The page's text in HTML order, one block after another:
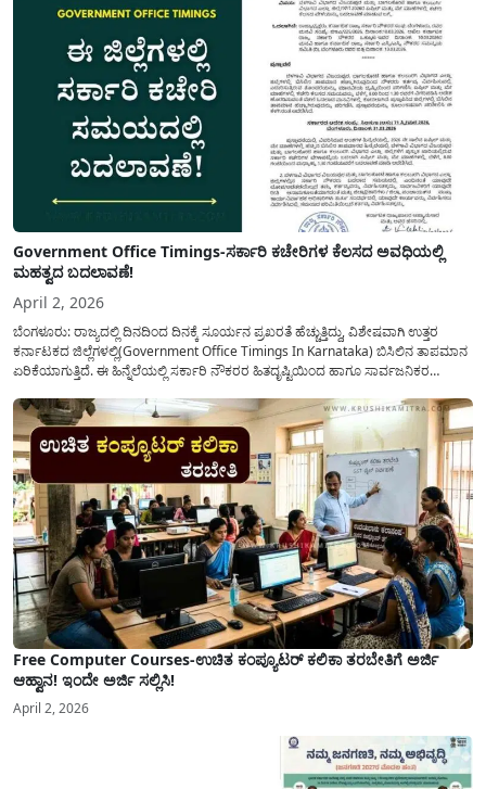
Government Office Timings-ಸರ್ಕಾರಿ ಕಚೇರಿಗಳ ಕೆಲಸದ ಅವಧಿಯಲ್ಲಿ
ಮಹತ್ವದ ಬದಲಾವಣೆ!
April 2, 2026
ಬೆಂಗಳೂರು: ರಾಜ್ಯದಲ್ಲಿ ದಿನದಿಂದ ದಿನಕ್ಕೆ ಸೂರ್ಯನ ಪ್ರಖರತೆ ಹೆಚ್ಚುತ್ತಿದ್ದು, ವಿಶೇಷವಾಗಿ ಉತ್ತರ
ಕರ್ನಾಟಕದ ಜಿಲ್ಲೆಗಳಲ್ಲಿ(Government Office Timings In Karnataka) ಬಿಸಿಲಿನ ತಾಪಮಾನ
ಏರಿಕೆಯಾಗುತ್ತಿದೆ. ಈ ಹಿನ್ನೆಲೆಯಲ್ಲಿ ಸರ್ಕಾರಿ ನೌಕರರ ಹಿತದೃಷ್ಟಿಯಿಂದ ಹಾಗೂ ಸಾರ್ವಜನಿಕರ
ಮತ್ತು ಕಲ್ಯಾಣ ಕರ್ನಾಟಕದ ಒಟ್ಟು 9 ಜಿಲ್ಲೆಗಳಲ್ಲಿ ಏಪ್ರಿಲ್...
Free Computer Courses-ಉಚಿತ ಕಂಪ್ಯೂಟರ್ ಕಲಿಕಾ ತರಬೇತಿಗೆ ಅರ್ಜಿ
ಆಹ್ವಾನ! ಇಂದೇ ಅರ್ಜಿ ಸಲ್ಲಿಸಿ!
April 2, 2026